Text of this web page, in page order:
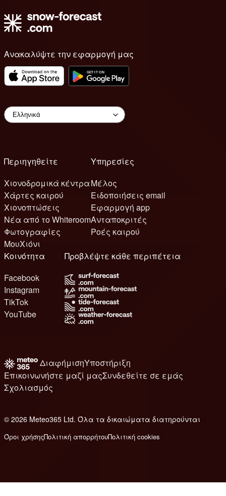
Ανακαλύψτε την εφαρμογή μας
Περιηγηθείτε
Χιονοδρομικά κέντρα
Χάρτες καιρού
Χιονοπτώσεις
Νέα από το Whiteroom
Φωτογραφίες
ΜουΧιόνι
Υπηρεσίες
Μέλος
Ειδοποιήσεις email
Εφαρμογή app
Ανταποκριτές
Ροές καιρού
Κοινότητα
Facebook
Instagram
TikTok
YouTube
Προβλέψτε κάθε περιπέτεια
ΔιαφήμισηΥποστήριξη
Επικοινωνήστε μαζί μαςΣυνδεθείτε σε εμάς
Σχολιασμός
© 2026 Meteo365 Ltd. Όλα τα δικαιώματα διατηρούνται
Όροι χρήσηςΠολιτική απορρήτουΠολιτική cookies